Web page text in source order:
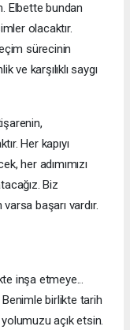
Elbette bundan
olacaktır.
sürecinin
ve karşılıklı saygı
Her kapıyı
her adımımızı
Biz
başarı vardır.
inşa etmeye...
birlikte tarih
yolumuzu açık etsin.